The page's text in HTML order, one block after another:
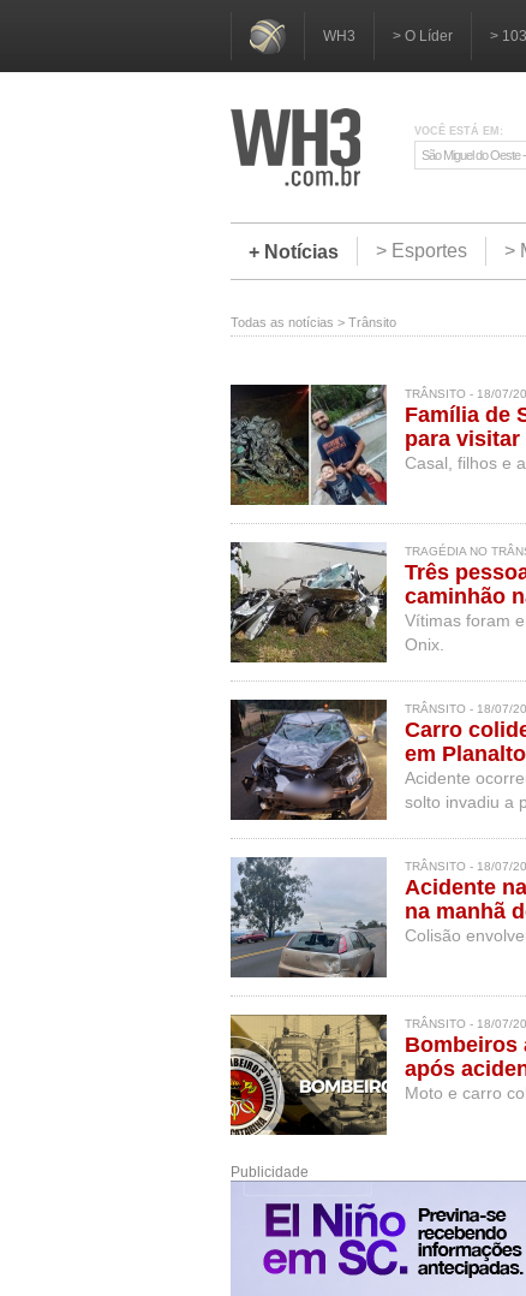
WH3 > O Líder >
VOCÊ ESTÁ EM:
São Miguel do Oeste
+ Notícias
> Esportes >
Todas as notícias > Trânsito
TRÂNSITO - 18/07/
Família de
para visitar
Casal, filhos e
TRAGÉDIA NO
Três
caminhão
Vítimas foram
Onix.
TRÂNSITO - 18/07/
Carro
em
Acidente
solto invadiu a
TRÂNSITO - 18/07/
Acidente
na manhã
Colisão
TRÂNSITO - 18/07/
Bombeiros
após
Moto e carro
Publicidade